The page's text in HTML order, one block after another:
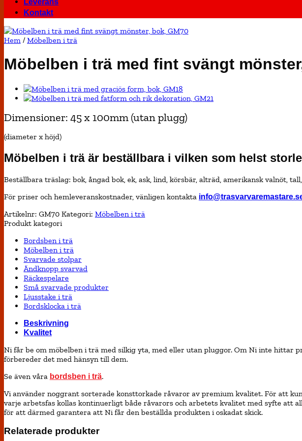
Leverans
Kontakt
Hem / Möbelben i trä
Möbelben i trä med fint svängt
Dimensioner: 45 x 100mm (utan plugg)
(diameter x höjd)
Möbelben i trä är beställbara i vilken som helst
Beställbara träslag: bok, ångad bok, ek, ask, lind, körsbär, alträd, amerikansk valnöt,
För priser och hemleveranskostnader, vänligen kontakta
Artikelnr: GM70 Kategori: Möbelben i trä
Produkt kategori
Bordsben i trä
Möbelben i trä
Svarvade stolpar
Ändknopp svarvad
Räckespelare
Små svarvade produkter
Ljusstake i trä
Bordsklocka i trä
Beskrivning
Kvalitet
Ni får be om möbelben i trä med silkig yta, med eller utan pluggor. Om Ni inte hittar
förbereder det med hänsyn till dem.
Se även våra bordsben i trä.
Vi använder noggrant sorterade konsttorkade råvaror av premium kvalitet. För att
varje arbetsfas kollas kontinuerligt både råvarors och arbetets kvalitet med syfte
för att därmed garantera att Ni får den beställda produkten i oskadat skick.
Relaterade produkter